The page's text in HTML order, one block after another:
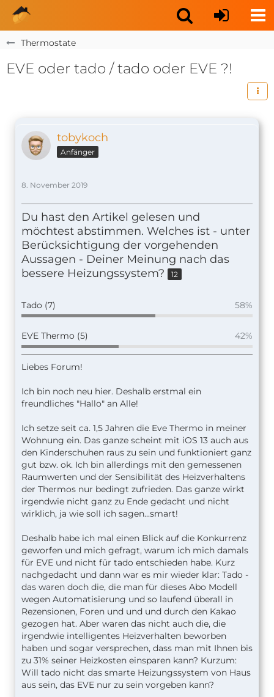
Thermostate
EVE oder tado / tado oder EVE ?!
tobykoch
Anfänger
8. November 2019
Du hast den Artikel gelesen und
möchtest abstimmen. Welches ist - unter
Berücksichtigung der vorgehenden
Aussagen - Deiner Meinung nach das
bessere Heizungssystem?
12
Tado (7) 58%
EVE Thermo (5) 42%
Liebes Forum!
Ich bin noch neu hier. Deshalb erstmal ein
freundliches "Hallo" an Alle!
Ich setze seit ca. 1,5 Jahren die Eve Thermo in meiner
Wohnung ein. Das ganze scheint mit iOS 13 auch aus
den Kinderschuhen raus zu sein und funktioniert ganz
gut bzw. ok. Ich bin allerdings mit den gemessenen
Raumwerten und der Sensibilität des Heizverhaltens
der Thermos nur bedingt zufrieden. Das ganze wirkt
irgendwie nicht ganz zu Ende gedacht und nicht
wirklich, ja wie soll ich sagen...smart!
Deshalb habe ich mal einen Blick auf die Konkurrenz
geworfen und mich gefragt, warum ich mich damals
für EVE und nicht für tado entschieden habe. Kurz
nachgedacht und dann war es mir wieder klar: Tado -
das waren doch die, die man für dieses Abo Modell
wegen Automatisierung und so laufend überall in
Rezensionen, Foren und und und durch den Kakao
gezogen hat. Aber waren das nicht auch die, die
irgendwie intelligentes Heizverhalten beworben
haben und sogar versprechen, dass man mit Ihnen bis
zu 31% seiner Heizkosten einsparen kann? Kurzum:
Will tado nicht das smarte Heizungssystem von Haus
aus sein, das EVE nur zu sein vorgeben kann?